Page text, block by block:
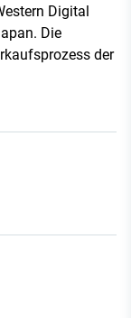
Digital
Die
der